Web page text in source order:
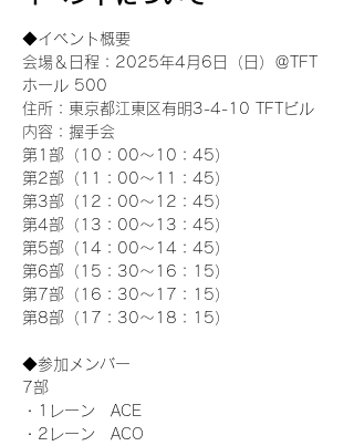
◆イベント概要
会場＆日程：2025年4月6日（日）＠TFT
ホール 500
住所：東京都江東区有明3-4-10 TFTビル
内容：握手会
第1部（10：00～10：45）
第2部（11：00～11：45）
第3部（12：00～12：45）
第4部（13：00～13：45）
第5部（14：00～14：45）
第6部（15：30～16：15）
第7部（16：30～17：15）
第8部（17：30～18：15）
◆参加メンバー
7部
・1レーン　ACE
・2レーン　ACO